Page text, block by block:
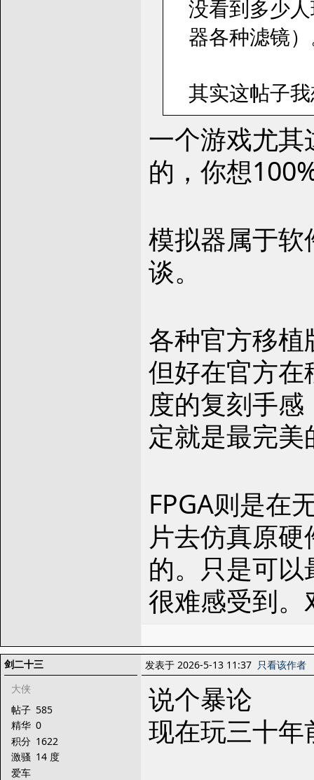
没看到多少
器各种滤镜
其实这帖子
一个游戏尤
的，你想
模拟器属于
谈。
各种官方移
但好在官方
度的复刻手
定就是最完
FPGA则是在
片去仿真原
的。只是可
很难感受到
剑二十三
大侠
帖子 585
精华 0
积分 1622
激骚 14 度
爱车
发表于 2026-5-13 11:37 只看该作者
说个暴论
现在玩三十